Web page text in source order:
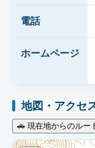
電話
ホームページ
地図・アクセ
🚗 現在地からのルー